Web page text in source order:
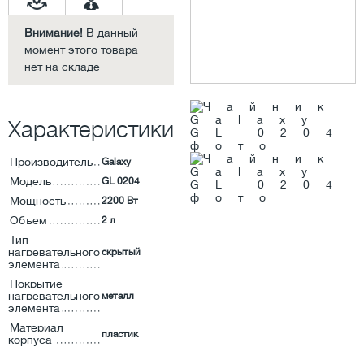
Внимание! В данный
момент этого товара
нет на складе
Характеристики
Производитель Galaxy
Модель GL 0204
Мощность 2200 Вт
Объем 2 л
Тип
нагревательного
элемента
скрытый
Покрытие
нагревательного
элемента
металл
Материал
корпуса
пластик